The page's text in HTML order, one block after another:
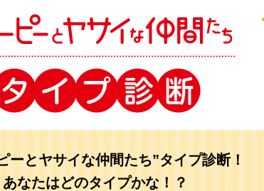
ーとヤサイな仲間たち”タイプ診断！
あなたはどのタイプかな！？